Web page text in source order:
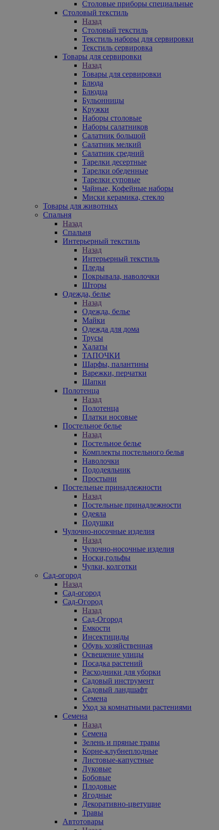
Столовые приборы специальные
Столовый текстиль
Назад
Столовый текстиль
Текстиль наборы для сервировки
Текстиль сервировка
Товары для сервировки
Назад
Товары для сервировки
Блюда
Блюдца
Бульонницы
Кружки
Наборы столовые
Наборы салатников
Салатник большой
Салатник мелкий
Салатник средний
Тарелки десертные
Тарелки обеденные
Тарелки суповые
Чайные, Кофейные наборы
Миски керамика, стекло
Товары для животных
Спальня
Назад
Спальня
Интерьерный текстиль
Назад
Интерьерный текстиль
Пледы
Покрывала, наволочки
Шторы
Одежда, белье
Назад
Одежда, белье
Майки
Одежда для дома
Трусы
Халаты
ТАПОЧКИ
Шарфы, палантины
Варежки, перчатки
Шапки
Полотенца
Назад
Полотенца
Платки носовые
Постельное белье
Назад
Постельное белье
Комплекты постельного белья
Наволочки
Пододеяльник
Простыни
Постельные принадлежности
Назад
Постельные принадлежности
Одеяла
Подушки
Чулочно-носочные изделия
Назад
Чулочно-носочные изделия
Носки,гольфы
Чулки, колготки
Сад-огород
Назад
Сад-огород
Сад-Огород
Назад
Сад-Огород
Емкости
Инсектициды
Обувь хозяйственная
Освещение улицы
Посадка растений
Расходники для уборки
Садовый инструмент
Садовый ландшафт
Семена
Уход за комнатными растениями
Семена
Назад
Семена
Зелень и пряные травы
Корне-клубнеплодные
Листовые-капустные
Луковые
Бобовые
Плодовые
Ягодные
Декоративно-цветущие
Травы
Автотовары